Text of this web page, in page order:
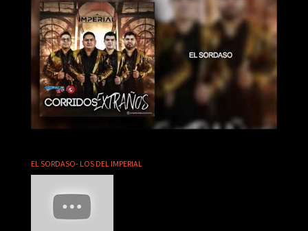
EL SORDASO- LOS DEL IMPERIAL